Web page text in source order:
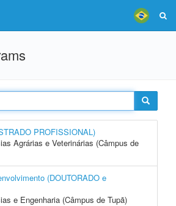
PROFISSIONAL)
Agrárias e Veterinárias (Câmpus de
(DOUTORADO e
e Engenharia (Câmpus de Tupã)